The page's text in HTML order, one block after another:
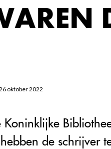
oktober 2022
de schrijver